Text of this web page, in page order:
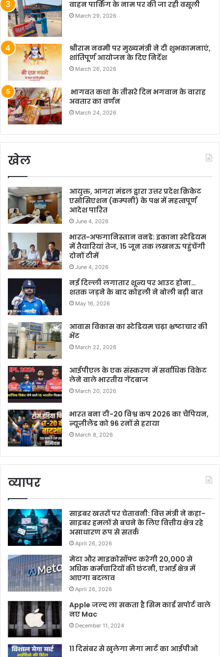
वाहन पार्किंग के नाम पर की जा रही वसूली
March 29, 2026
श्रीराम नवमी पर मुख्यमंत्री ने दी शुभकामनाएं,
शांतिपूर्ण आयोजन के दिए निर्देश
March 26, 2026
भागवत कथा के तीसरे दिन भगवान के वाराह
अवतार का वर्णन
March 24, 2026
खेल
आयुक्त, आगरा मंडल द्वारा उत्तर प्रदेश क्रिकेट
एसोसिएशन (कम्पनी) के पक्ष में महत्वपूर्ण
आदेश पारित
June 4, 2026
भारत-अफगानिस्तान वनडे: इकाना स्टेडियम
में तैयारियां तेज, 15 जून तक लखनऊ पहुंचेंगी
दोनों टीमें
June 4, 2026
नई दिल्ली लगातार शून्य पर आउट होना…
शतक जड़ने के बाद कोहली ने बोली बड़ी बात
May 16, 2026
आवास विकास का स्टेडियम चढ़ा भ्रष्टाचार की
भेंट
March 22, 2026
आईपीएल के एक संस्करण में सर्वाधिक विकेट
लेने वाले भारतीय गेंदबाज
March 20, 2026
भारत बना टी-20 विश्व कप 2026 का चैंपियन,
न्यूज़ीलैंड को 96 रनों से हराया
March 8, 2026
व्यापर
साइबर खतरों पर चेतावनी: वित्त मंत्री ने कहा-
साइबर हमलों से बचने के लिए वित्तीय क्षेत्र रहे
असाधारण रूप से सतर्क
April 26, 2026
मेटा और माइक्रोसॉफ्ट करेगी 20,000 से
अधिक कर्मचारियों की छंटनी, एआई क्षेत्र में
आएगा बदलाव
April 26, 2026
Apple जल्द ला सकता है सिम कार्ड सपोर्ट वाले
नए Mac
December 11, 2024
11 दिसंबर से खुलेगा मेगा मार्ट का आईपीओ